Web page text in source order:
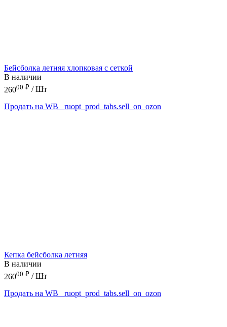
Бейсболка летняя хлопковая с сеткой
В наличии
26000 ₽ / Шт
Продать на WB
_ruopt_prod_tabs.sell_on_ozon
Кепка бейсболка летняя
В наличии
26000 ₽ / Шт
Продать на WB
_ruopt_prod_tabs.sell_on_ozon